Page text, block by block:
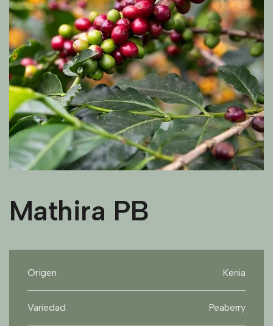
Mathira PB
Origen Kenia
Variedad Peaberry